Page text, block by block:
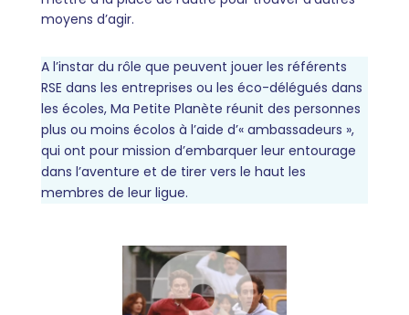
moyens d’agir.
A l’instar du rôle que peuvent jouer les référents
RSE dans les entreprises ou les éco-délégués dans
les écoles, Ma Petite Planète réunit des personnes
plus ou moins écolos à l’aide d’« ambassadeurs »,
qui ont pour mission d’embarquer leur entourage
dans l’aventure et de tirer vers le haut les
membres de leur ligue.